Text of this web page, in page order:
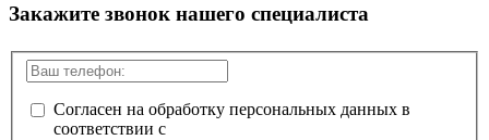
Закажите звонок нашего специалиста
Согласен на обработку персональных данных в
соответствии с